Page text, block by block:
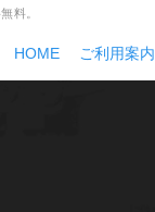
料。
HOME ご利用案内